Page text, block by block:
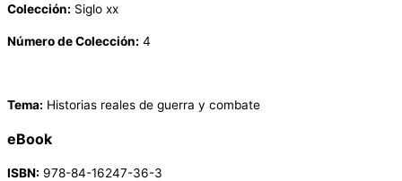
Colección: Siglo xx
Número de Colección: 4
Tema: Historias reales de guerra y combate
eBook
ISBN: 978-84-16247-36-3